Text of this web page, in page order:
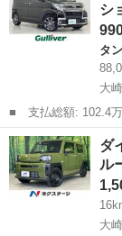
ア...
シ
タ
大
■ 支払総額: 102.4万円 ■ 車両本体価格： 990,000 円 ■ メーカー
名： ダイハツ ■
Ｓ トップエディシ
トアシスト...
宮城 大崎市
ダ
ル
大